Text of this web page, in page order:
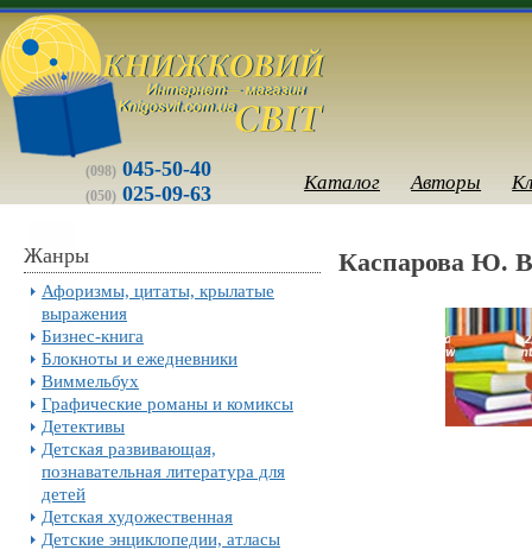
(098) 045-50-40
(050) 025-09-63 Каталог Авторы
Жанры
Афоризмы, цитаты, крылатые
выражения
Бизнес-книга
Блокноты и ежедневники
Виммельбух
Графические романы и комиксы
Детективы
Детская развивающая,
познавательная литература для
детей
Детская художественная
Детские энциклопедии, атласы
Каспарова Ю.